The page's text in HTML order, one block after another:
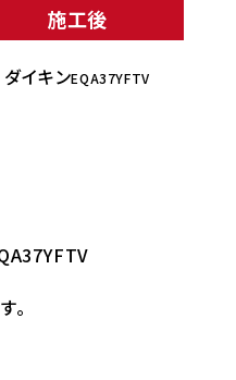
施工後
ダイキンEQA37YFTV
。